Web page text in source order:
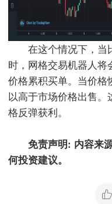
在这个情况下，当
时，网格交易机器人
价格累积买单。当价格
以高于市场价格出售
格反弹获利。
免责声明: 内容来源
何投资建议。